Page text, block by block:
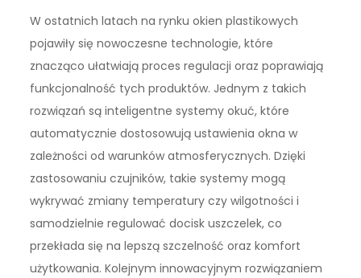
W ostatnich latach na rynku okien plastikowych
pojawiły się nowoczesne technologie, które
znacząco ułatwiają proces regulacji oraz poprawiają
funkcjonalność tych produktów. Jednym z takich
rozwiązań są inteligentne systemy okuć, które
automatycznie dostosowują ustawienia okna w
zależności od warunków atmosferycznych. Dzięki
zastosowaniu czujników, takie systemy mogą
wykrywać zmiany temperatury czy wilgotności i
samodzielnie regulować docisk uszczelek, co
przekłada się na lepszą szczelność oraz komfort
użytkowania. Kolejnym innowacyjnym rozwiązaniem